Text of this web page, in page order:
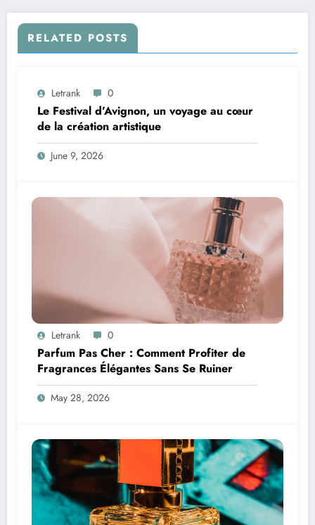
RELATED POSTS
Letrank 0
Le Festival d’Avignon, un voyage au cœur
de la création artistique
June 9, 2026
Letrank 0
Parfum Pas Cher : Comment Profiter de
Fragrances Élégantes Sans Se Ruiner
May 28, 2026